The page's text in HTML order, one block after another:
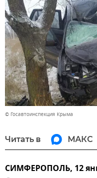
© Госавтоинспекция Крыма
Читать в МАКС
СИМФЕРОПОЛЬ, 12